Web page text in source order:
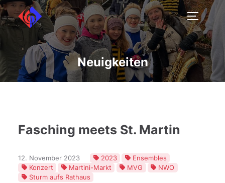
Neuigkeiten
Fasching meets St. Martin
12. November 2023 2023
Ensembles
Konzert
Martini-Markt MVG
NWO
Sturm aufs Rathaus